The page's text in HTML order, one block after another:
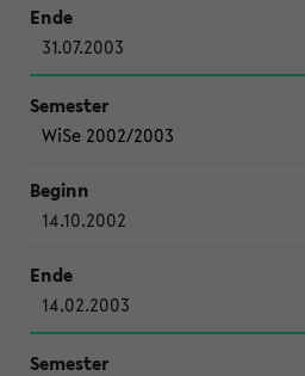
31.07.2003
WiSe 2002/2003
14.10.2002
14.02.2003